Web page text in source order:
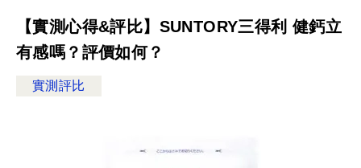
【實測心得&評比】SUNTORY三得利 健鈣立
有感嗎？評價如何？
實測評比